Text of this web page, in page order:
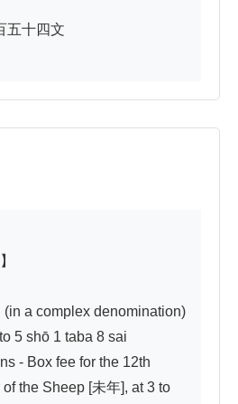
十四文
(in a complex denomination)
5 shō 1 taba 8 sai
the Sheep [未年], at 3 to